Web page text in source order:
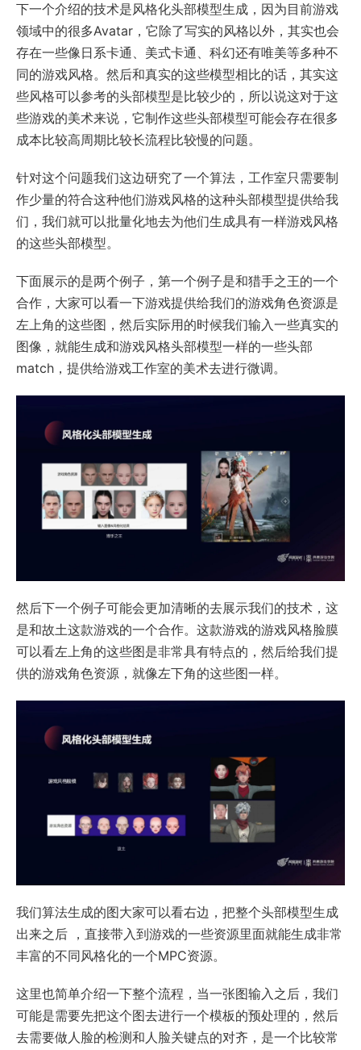
下一个介绍的技术是风格化头部模型生成，因为目前游戏
领域中的很多Avatar，它除了写实的风格以外，其实也会
存在一些像日系卡通、美式卡通、科幻还有唯美等多种不
同的游戏风格。然后和真实的这些模型相比的话，其实这
些风格可以参考的头部模型是比较少的，所以说这对于这
些游戏的美术来说，它制作这些头部模型可能会存在很多
成本比较高周期比较长流程比较慢的问题。
针对这个问题我们这边研究了一个算法，工作室只需要制
作少量的符合这种他们游戏风格的这种头部模型提供给我
们，我们就可以批量化地去为他们生成具有一样游戏风格
的这些头部模型。
下面展示的是两个例子，第一个例子是和猎手之王的一个
合作，大家可以看一下游戏提供给我们的游戏角色资源是
左上角的这些图，然后实际用的时候我们输入一些真实的
图像，就能生成和游戏风格头部模型一样的一些头部
match，提供给游戏工作室的美术去进行微调。
然后下一个例子可能会更加清晰的去展示我们的技术，这
是和故土这款游戏的一个合作。这款游戏的游戏风格脸膜
可以看左上角的这些图是非常具有特点的，然后给我们提
供的游戏角色资源，就像左下角的这些图一样。
我们算法生成的图大家可以看右边，把整个头部模型生成
出来之后 ，直接带入到游戏的一些资源里面就能生成非常
丰富的不同风格化的一个MPC资源。
这里也简单介绍一下整个流程，当一张图输入之后，我们
可能是需要先把这个图去进行一个模板的预处理的，然后
去需要做人脸的检测和人脸关键点的对齐，是一个比较常